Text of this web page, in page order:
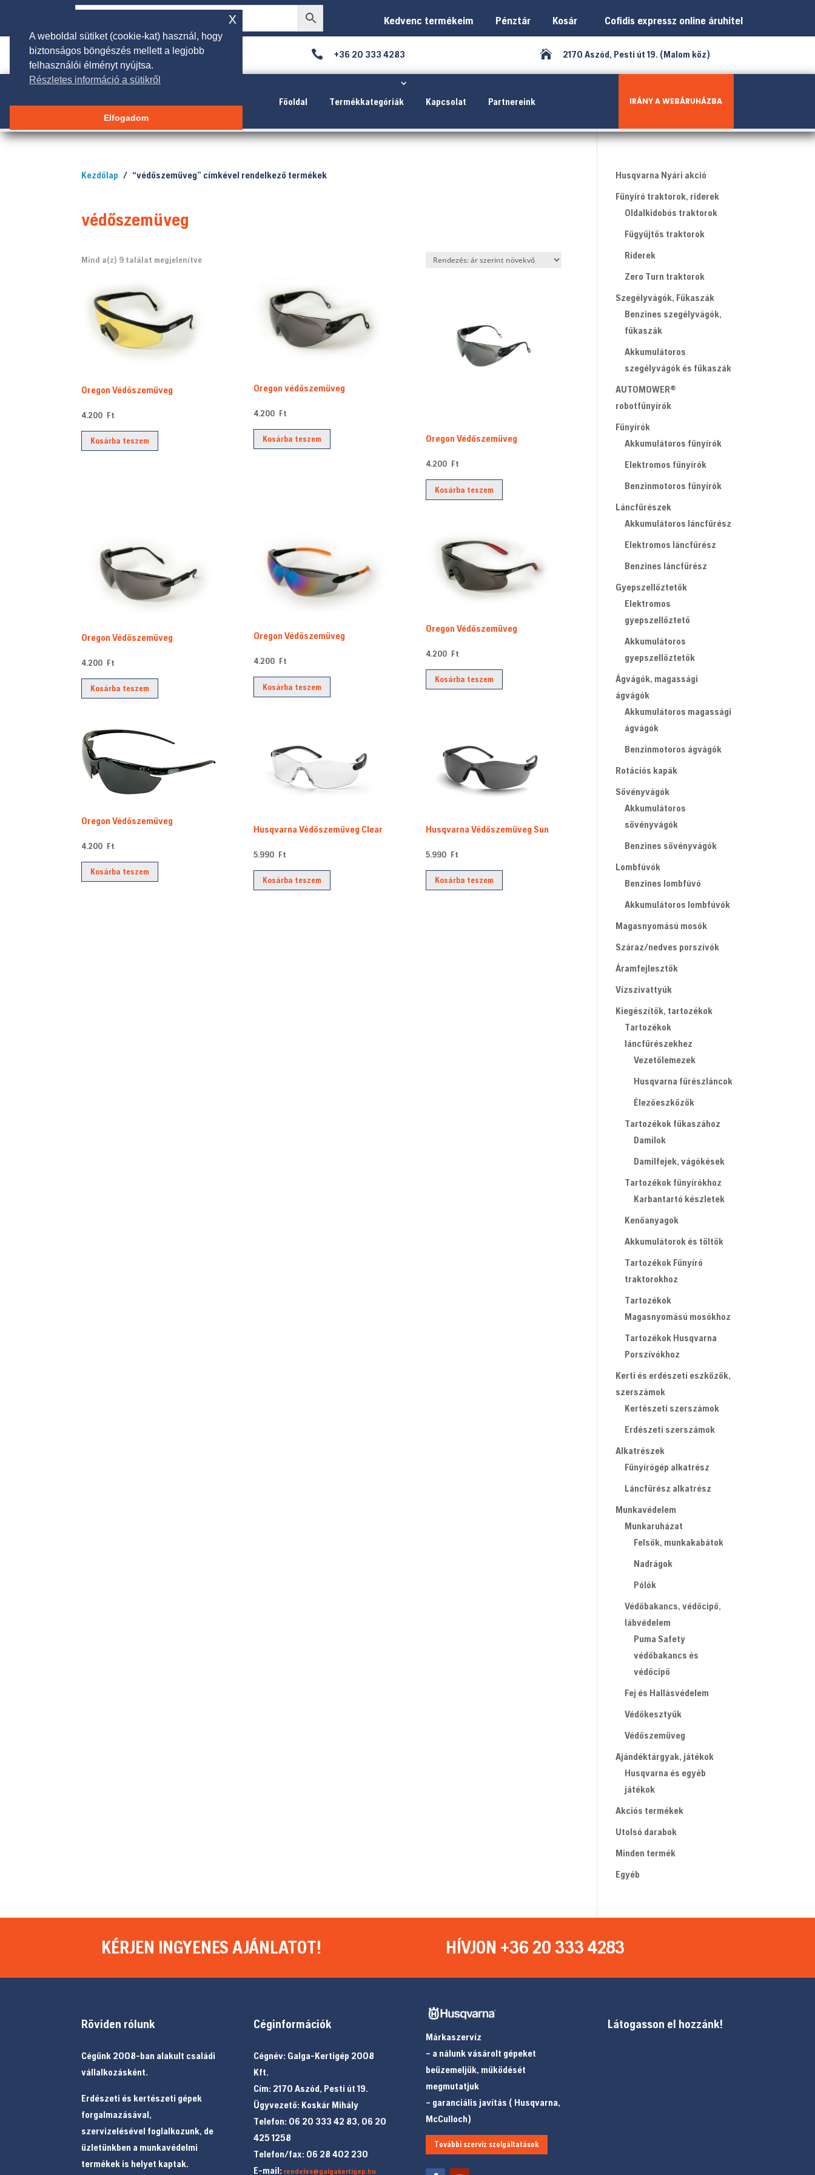
Kedvenc termékeim Pénztár Kosár Cofidis expressz online áruhitel
 rendeles@galgakertigep.hu  +36 20 333 4283  2170 Aszód, Pesti út 19. (Malom köz)
Főoldal Termékkategóriák Kapcsolat Partnereink IRÁNY A WEBÁRUHÁZBA
Kezdőlap / “védőszemüveg” címkével rendelkező termékek
védőszemüveg
Mind a(z) 9 találat megjelenítveSorted
Oregon Védőszemüveg
4.200 Ft
Kosárba teszem
Oregon védőszemüveg
4.200 Ft
Kosárba teszem Oregon Védőszemüveg
4.200 Ft
Kosárba teszem
Oregon Védőszemüveg
4.200 Ft
Kosárba teszem
Oregon Védőszemüveg
4.200 Ft
Kosárba teszem
Oregon Védőszemüveg
4.200 Ft
Kosárba teszem
Oregon Védőszemüveg
4.200 Ft
Kosárba teszem
Husqvarna Védőszemüveg Clear
5.990 Ft
Kosárba teszem
Husqvarna Védőszemüveg Sun
5.990 Ft
Kosárba teszem
Husqvarna Nyári akció
Fűnyíró traktorok, riderek
Oldalkidobós traktorok
Fűgyűjtős traktorok
Riderek
Zero Turn traktorok
Szegélyvágók, Fűkaszák
Benzines szegélyvágók,
fűkaszák
Akkumulátoros
szegélyvágók és fűkaszák
AUTOMOWER®
robotfűnyírók
Fűnyírók
Akkumulátoros fűnyírók
Elektromos fűnyírók
Benzinmotoros fűnyírók
Láncfűrészek
Akkumulátoros láncfűrész
Elektromos láncfűrész
Benzines láncfűrész
Gyepszellőztetők
Elektromos
gyepszellőztető
Akkumulátoros
gyepszellőztetők
Ágvágók, magassági
ágvágók
Akkumulátoros magassági
ágvágók
Benzinmotoros ágvágók
Rotációs kapák
Sövényvágók
Akkumulátoros
sövényvágók
Benzines sövényvágók
Lombfúvók
Benzines lombfúvó
Akkumulátoros lombfúvók
Magasnyomású mosók
Száraz/nedves porszívók
Áramfejlesztők
Vízszivattyúk
Kiegészítők, tartozékok
Tartozékok
láncfűrészekhez
Vezetőlemezek
Husqvarna fűrészláncok
Élezőeszközök
Tartozékok fűkaszához
Damilok
Damilfejek, vágókések
Tartozékok fűnyírókhoz
Karbantartó készletek
Kenőanyagok
Akkumulátorok és töltők
Tartozékok Fűnyíró
traktorokhoz
Tartozékok
Magasnyomású mosókhoz
Tartozékok Husqvarna
Porszívókhoz
Kerti és erdészeti eszközök,
szerszámok
Kertészeti szerszámok
Erdészeti szerszámok
Alkatrészek
Fűnyírógép alkatrész
Láncfűrész alkatrész
Munkavédelem
Munkaruházat
Felsők, munkakabátok
Nadrágok
Pólók
Védőbakancs, védőcipő,
lábvédelem
Puma Safety
védőbakancs és
védőcipő
Fej és Hallásvédelem
Védőkesztyűk
Védőszemüveg
Ajándéktárgyak, játékok
Husqvarna és egyéb
játékok
Akciós termékek
Utolsó darabok
Minden termék
Egyéb
KÉRJEN INGYENES AJÁNLATOT! HÍVJON +36 20 333 4283
Röviden rólunk
Cégünk 2008-ban alakult családi
vállalkozásként.
Erdészeti és kertészeti gépek
forgalmazásával,
szervizelésével foglalkozunk, de
üzletünkben a munkavédelmi
termékek is helyet kaptak.
Céginformációk
Cégnév: Galga-Kertigép 2008
Kft.
Cím: 2170 Aszód, Pesti út 19.
Ügyvezető: Koskár Mihály
Telefon: 06 20 333 42 83, 06 20
425 1258
Telefon/fax: 06 28 402 230
E-mail: rendeles@galgakertigep.hu
Márkaszervíz
– a nálunk vásárolt gépeket
beüzemeljük, működését
megmutatjuk
– garanciális javítás ( Husqvarna,
McCulloch)
További szerviz szolgáltatások
Látogasson el hozzánk!
A weboldal sütiket (cookie-kat) használ, hogy
biztonságos böngészés mellett a legjobb
felhasználói élményt nyújtsa.
Részletes információ a sütikről
Elfogadom
x